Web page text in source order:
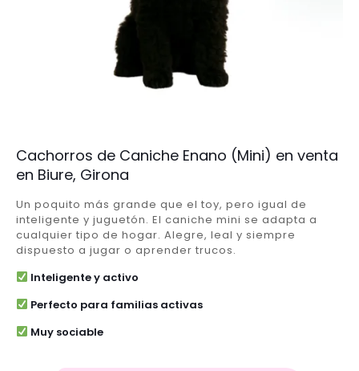
Cachorros de Caniche Enano (Mini) en venta
en Biure, Girona
Un poquito más grande que el toy, pero igual de
inteligente y juguetón. El caniche mini se adapta a
cualquier tipo de hogar. Alegre, leal y siempre
dispuesto a jugar o aprender trucos.
Inteligente y activo
Perfecto para familias activas
Muy sociable